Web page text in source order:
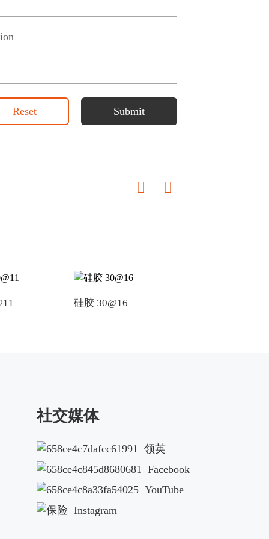
Reset Submit
硅胶 30@16
社交媒体
领英
Facebook
YouTube
Instagram